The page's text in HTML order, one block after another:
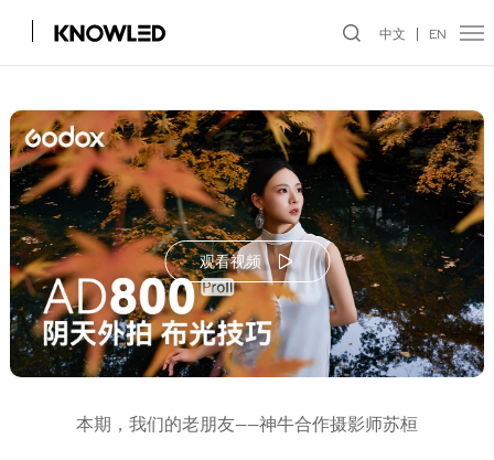
中文 EN
观看视频
本期，我们的老朋友——神牛合作摄影师苏桓